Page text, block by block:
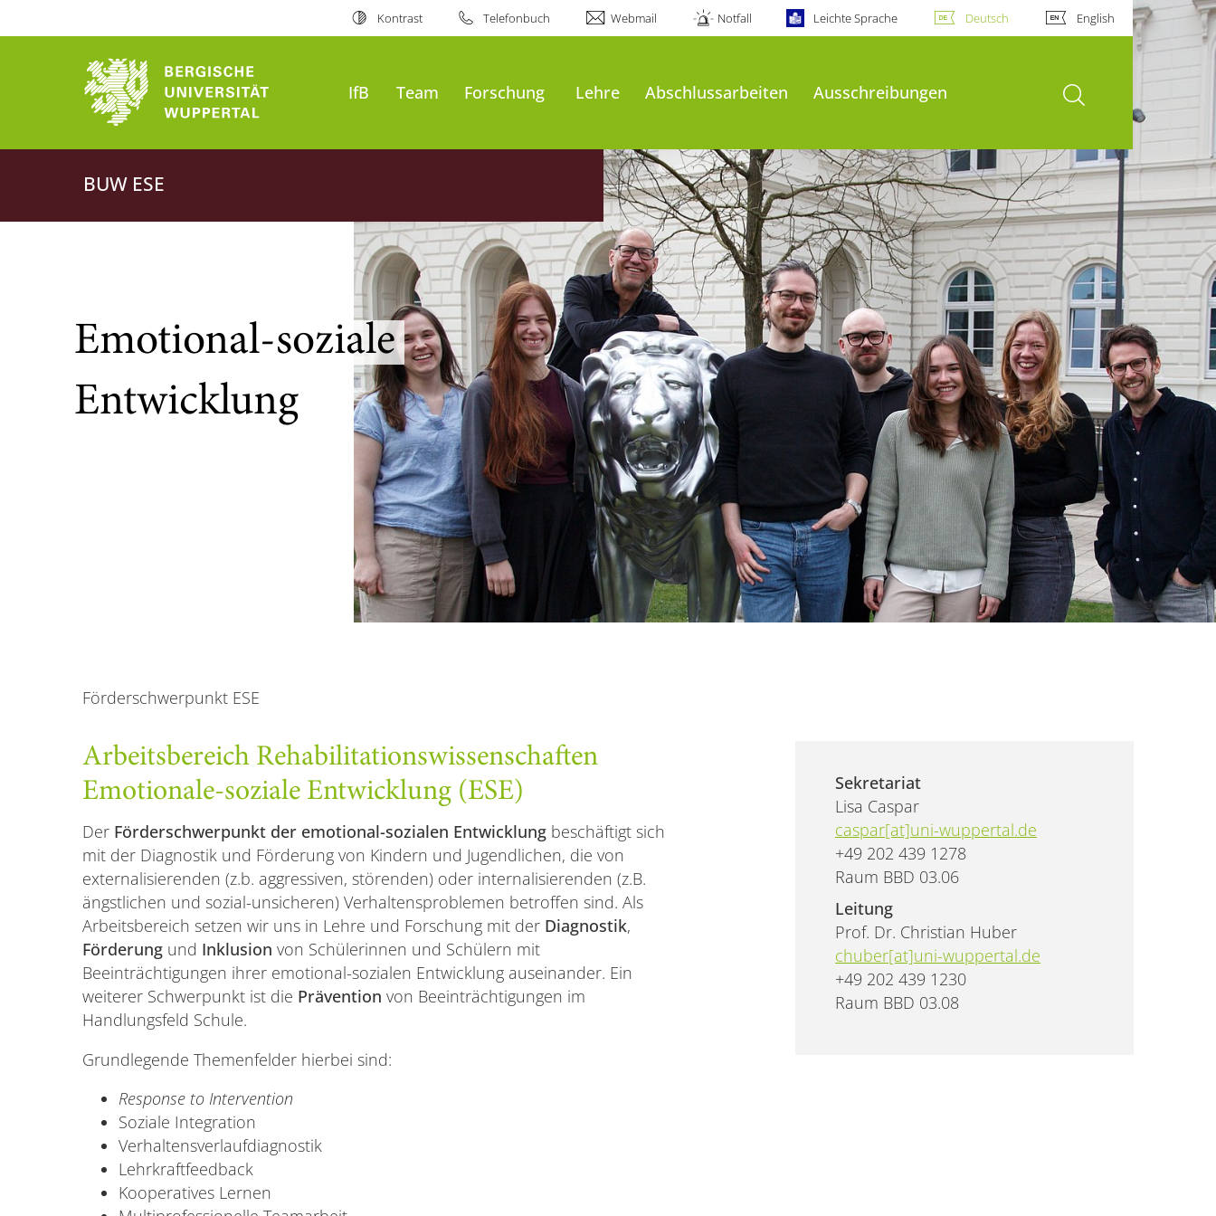
Kontrast Telefonbuch Webmail Notfall Leichte Sprache Deutsch English
IfB Team Forschung Lehre Abschlussarbeiten Ausschreibungen Suche öffnen
BUW ESE
Emotional-soziale
Entwicklung
Förderschwerpunkt ESE
Arbeitsbereich Rehabilitationswissenschaften
Emotionale-soziale Entwicklung (ESE)
Der Förderschwerpunkt der emotional-sozialen Entwicklungbeschäftigt sich
mit der Diagnostik und Förderung von Kindern und Jugendlichen, die von
externalisierenden (z.b. aggressiven, störenden) oder internalisierenden (z.B.
ängstlichen und sozial-unsicheren) Verhaltensproblemen betroffen sind. Als
Arbeitsbereich setzen wir uns in Lehre und Forschung mit der Diagnostik,
Förderung und Inklusion von Schülerinnen und Schülern mit
Beeinträchtigungen ihrer emotional-sozialen Entwicklung auseinander. Ein
weiterer Schwerpunkt ist die Prävention von Beeinträchtigungen im
Handlungsfeld Schule.
Grundlegende Themenfelder hierbei sind:
Response to Intervention
Soziale Integration
Verhaltensverlaufdiagnostik
Lehrkraftfeedback
Kooperatives Lernen
Sekretariat
Lisa Caspar
caspar[at]uni-wuppertal.de
+49 202 439 1278
Raum BBD 03.06
Leitung
Prof. Dr. Christian Huber
chuber[at]uni-wuppertal.de
+49 202 439 1230
Raum BBD 03.08